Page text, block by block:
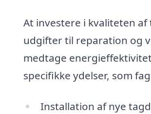
At investere i kvaliteten
udgifter til reparation og
medtage
specifikke ydelser, som
Installation af nye